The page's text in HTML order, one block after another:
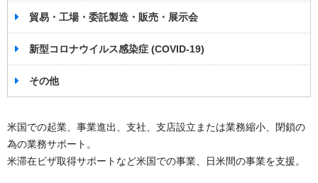
貿易・工場・委託製造・販売・展示会
新型コロナウイルス感染症 (COVID-19)
その他
米国での起業、事業進出、支社、支店設立または業務縮小、閉鎖の
為の業務サポート。
米滞在ビザ取得サポートなど米国での事業、日米間の事業を支援。